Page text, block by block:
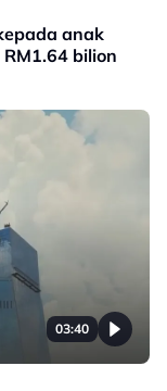
anak
bilion
03:40